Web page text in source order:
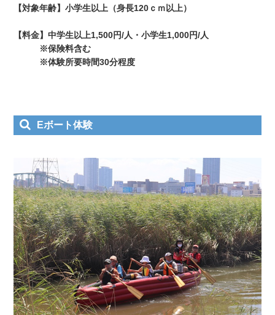
【対象年齢】小学生以上（身長120ｃｍ以上）
【料金】中学生以上1,500円/人・小学生1,000円/人
※保険料含む
※体験所要時間30分程度
Eボート体験